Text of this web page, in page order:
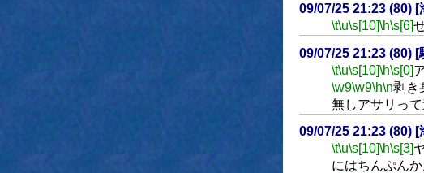
09/07/25 21:23 (80) [
\t\u\s[10]\h\s[6]
09/07/25 21:23 (80) [
\t\u\s[10]\h\s[0]
\w9\w9\h\n剥き
無しアサリっ
09/07/25 21:23 (80) [
\t\u\s[10]\h\s[3]
にはちんぷんか